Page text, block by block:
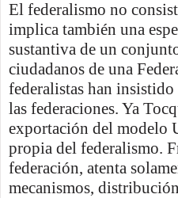
El federalismo no
implica también una
sustantiva de un
ciudadanos de una
federalistas han
las federaciones. Ya
exportación del modelo
propia del federalismo.
federación, atenta
mecanismos,